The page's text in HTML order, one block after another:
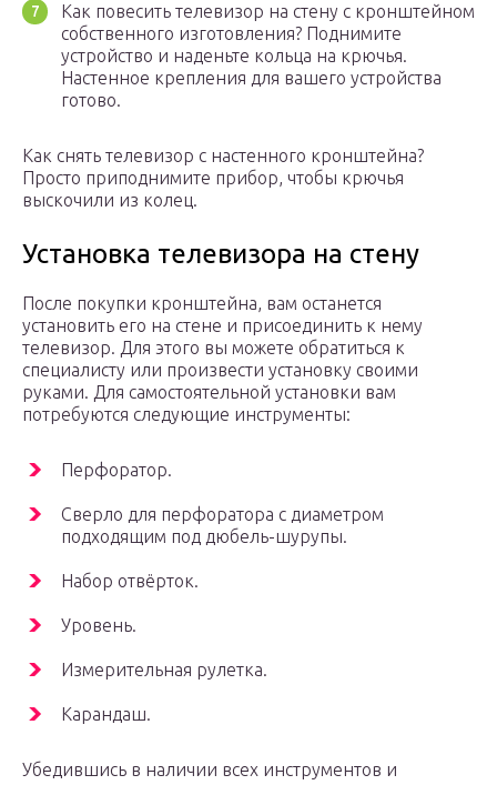
Как повесить телевизор на стену с кронштейном
собственного изготовления? Поднимите
устройство и наденьте кольца на крючья.
Настенное крепления для вашего устройства
готово.
Как снять телевизор с настенного кронштейна?
Просто приподнимите прибор, чтобы крючья
выскочили из колец.
Установка телевизора на стену
После покупки кронштейна, вам останется
установить его на стене и присоединить к нему
телевизор. Для этого вы можете обратиться к
специалисту или произвести установку своими
руками. Для самостоятельной установки вам
потребуются следующие инструменты:
Перфоратор.
Сверло для перфоратора с диаметром
подходящим под дюбель-шурупы.
Набор отвёрток.
Уровень.
Измерительная рулетка.
Карандаш.
Убедившись в наличии всех инструментов и